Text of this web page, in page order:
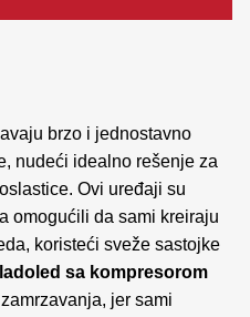
brzo i jednostavno
nudeći idealno rešenje za
Ovi uređaji su
omogućili da sami kreiraju
koristeći sveže sastojke
sa kompresorom
jer sami